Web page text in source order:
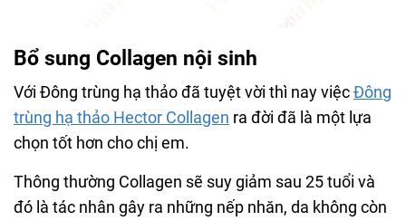
Bổ sung Collagen nội sinh
Với Đông trùng hạ thảo đã tuyệt vời thì nay việcĐông
trùng hạ thảo Hector Collagen ra đời đã là một lựa
chọn tốt hơn cho chị em.
Thông thường Collagen sẽ suy giảm sau 25 tuổi và
đó là tác nhân gây ra những nếp nhăn, da không còn